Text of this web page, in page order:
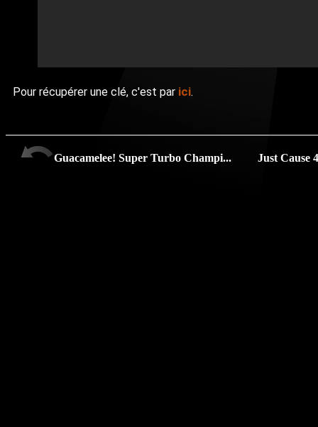
Pour récupérer une clé, c'est par ici.
Guacamelee! Super Turbo Champi... Just Cause